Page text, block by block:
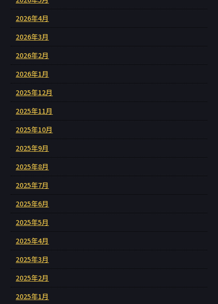
2026年4月
2026年3月
2026年2月
2026年1月
2025年12月
2025年11月
2025年10月
2025年9月
2025年8月
2025年7月
2025年6月
2025年5月
2025年4月
2025年3月
2025年2月
2025年1月